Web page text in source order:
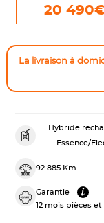
Hybride
Essence/
92 885 Km
Garantie
12 mois pièces
20
La livraison à